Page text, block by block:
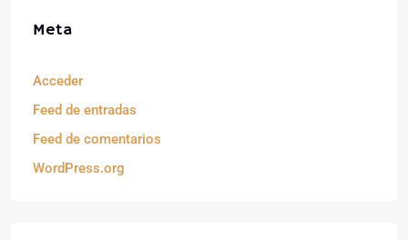
Meta
Acceder
Feed de entradas
Feed de comentarios
WordPress.org